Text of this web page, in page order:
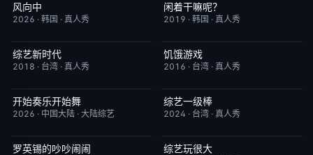
更新至第02集
风向中
2026 · 韩国 · 真人秀
本周更新
闲着干嘛呢？
2019 · 韩国 · 真人秀
本周更新
综艺新时代
2018 · 台湾 · 真人秀
昨日更新
饥饿游戏
2016 · 台湾 · 真人秀
更新至第3期
开始奏乐开始舞
2026 · 中国大陆 · 大陆综艺
本周更新
综艺一级棒
2024 · 台湾 · 真人秀
本周更新
罗英锡的吵吵闹闹 本周更新
综艺玩很大